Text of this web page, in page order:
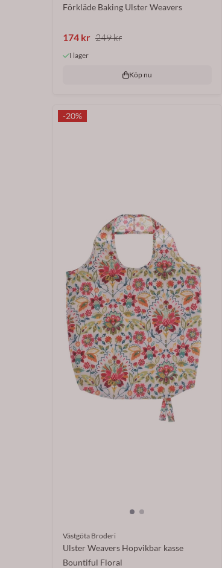
Förkläde Baking Ulster Weavers
174 kr 249 kr
I lager
Köp nu
-20%
Västgöta Broderi
Ulster Weavers Hopvikbar kasse
Bountiful Floral